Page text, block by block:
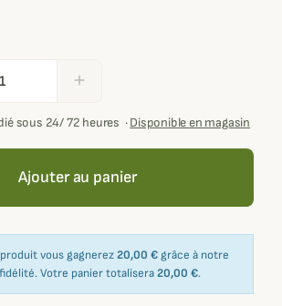
add
sous 24/ 72 heures ·Disponible en magasin
Ajouter au panier
vous gagnerez20,00 € grâce à notre
Votre panier totalisera20,00 €.